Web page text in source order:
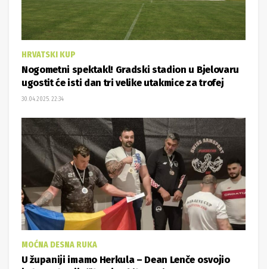
HRVATSKI KUP
Nogometni spektakl! Gradski stadion u Bjelovaru
ugostit će isti dan tri velike utakmice za trofej
30.04.2025. 22:34
MOĆNA DESNA RUKA
U županiji imamo Herkula – Dean Lenče osvojio